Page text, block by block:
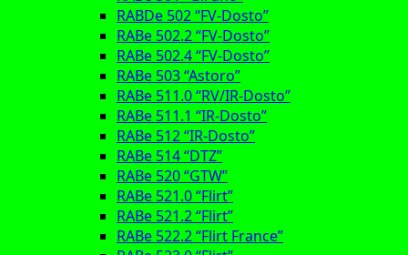
RABDe 502 “FV-Dosto”
RABe 502.2 “FV-Dosto”
RABe 502.4 “FV-Dosto”
RABe 503 “Astoro”
RABe 511.0 “RV/IR-Dosto”
RABe 511.1 “IR-Dosto”
RABe 512 “IR-Dosto”
RABe 514 “DTZ”
RABe 520 “GTW”
RABe 521.0 “Flirt”
RABe 521.2 “Flirt”
RABe 522.2 “Flirt France”